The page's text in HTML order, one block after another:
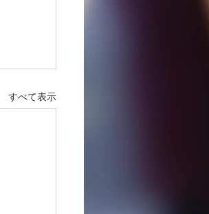
すべて表示